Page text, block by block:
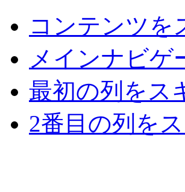
コンテンツを
メインナビゲ
最初の列をス
2番目の列を